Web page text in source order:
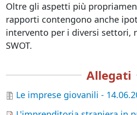
Oltre gli aspetti più
rapporti contengono anche
intervento per i diversi settori,
SWOT.
Allegati
Le imprese giovanili -